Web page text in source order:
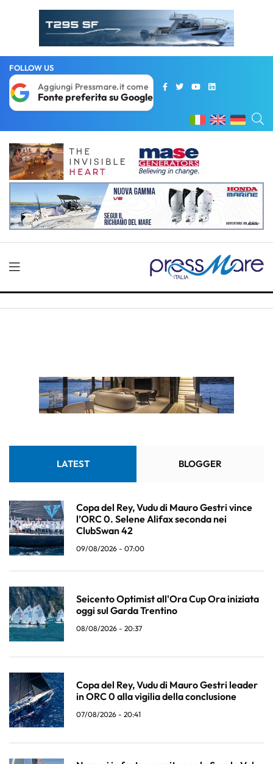
FOLLOW US
Aggiungi Pressmare.it come
Fonte preferita su Google
LATEST BLOGGER
Copa del Rey, Vudu di Mauro Gestri vince
l’ORC 0. Selene Alifax seconda nei
ClubSwan 42
09/08/2026 - 07:00
Seicento Optimist all'Ora Cup Ora iniziata
oggi sul Garda Trentino
08/08/2026 - 20:37
Copa del Rey, Vudu di Mauro Gestri leader
in ORC 0 alla vigilia della conclusione
07/08/2026 - 20:41